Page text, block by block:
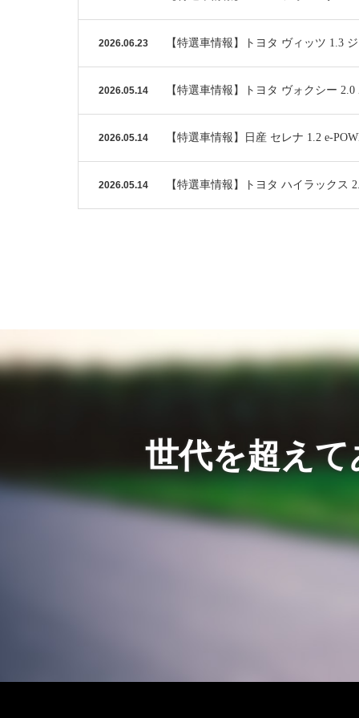
2026.06.23 【特選車情報】トヨタ ヴィッツ 1.3
2026.05.14 【特選車情報】トヨタ ヴォクシー
2026.05.14 【特選車情報】日産 セレナ 1.2 e-
2026.05.14 【特選車情報】トヨタ ハイラック
世代を超え